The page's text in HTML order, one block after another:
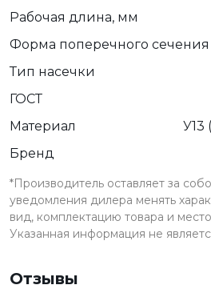
Рабочая длина, мм
Форма поперечного сечения
Тип насечки
ГОСТ
Материал
У13
Бренд
*Производитель оставляет за
уведомления дилера менять
вид, комплектацию товара и
Указанная информация не
Отзывы